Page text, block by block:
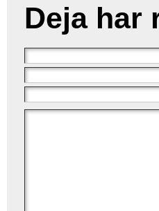
Deja har